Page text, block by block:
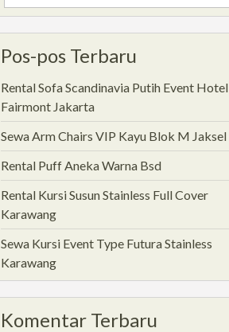
for:
Pos-pos Terbaru
Rental Sofa Scandinavia Putih Event Hotel
Fairmont Jakarta
Sewa Arm Chairs VIP Kayu Blok M Jaksel
Rental Puff Aneka Warna Bsd
Rental Kursi Susun Stainless Full Cover
Karawang
Sewa Kursi Event Type Futura Stainless
Karawang
Komentar Terbaru